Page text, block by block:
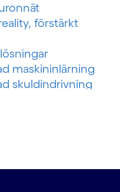
förstärkt
maskininlärning
skuldindrivning